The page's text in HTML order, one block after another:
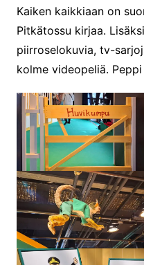
Kaiken kaikkiaan on
Pitkätossu kirjaa.
piirroselokuvia, tv-
kolme videopeliä.